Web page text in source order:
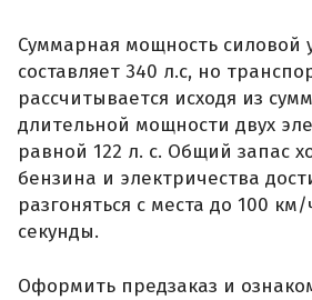
Суммарная мощность силовой
составляет 340 л.с, но
рассчитывается исходя из
длительной мощности двух
равной 122 л. с. Общий запас
бензина и электричества
разгоняться с места до 100
секунды.
Оформить предзаказ и